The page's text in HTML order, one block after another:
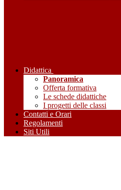
Didattica
Panoramica
Offerta formativa
Le schede didattiche
I progetti delle classi
Contatti e Orari
Regolamenti
Siti Utili